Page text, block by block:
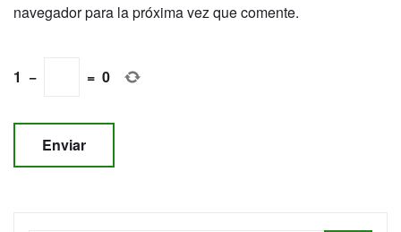
navegador para la próxima vez que comente.
1 − = 0